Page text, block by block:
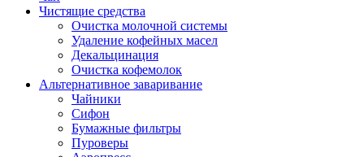
Чистящие средства
Очистка молочной системы
Удаление кофейных масел
Декальцинация
Очистка кофемолок
Альтернативное заваривание
Чайники
Сифон
Бумажные фильтры
Пуроверы